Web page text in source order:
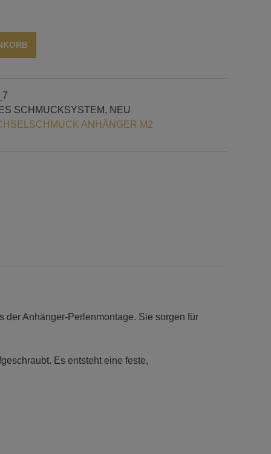
SCHMUCKSYSTEM, NEU
ANHÄNGER M2
Anhänger-Perlenmontage. Sie sorgen für
Es entsteht eine feste,